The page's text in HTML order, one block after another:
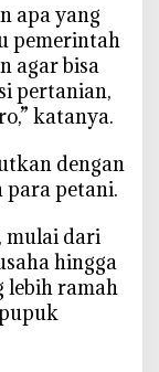
apa yang
pemerintah
agar bisa
pertanian,
katanya.
dengan
petani.
mulai dari
hingga
lebih ramah